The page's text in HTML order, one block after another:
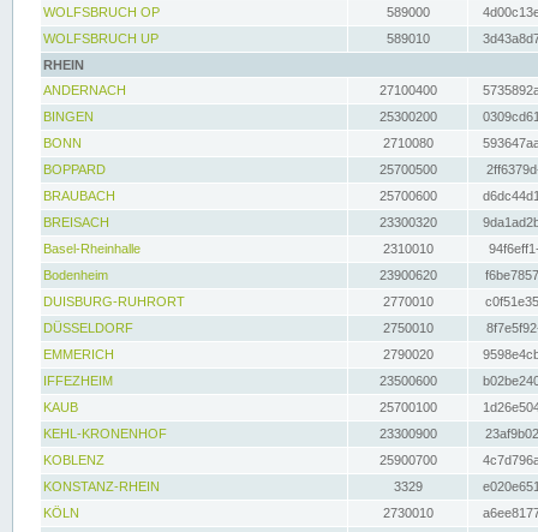
WOLFSBRUCH OP
589000
WOLFSBRUCH UP
589010
RHEIN
ANDERNACH
27100400
BINGEN
25300200
BONN
2710080
BOPPARD
25700500
BRAUBACH
25700600
BREISACH
23300320
Basel-Rheinhalle
2310010
Bodenheim
23900620
DUISBURG-RUHRORT
2770010
DÜSSELDORF
2750010
EMMERICH
2790020
IFFEZHEIM
23500600
KAUB
25700100
KEHL-KRONENHOF
23300900
KOBLENZ
25900700
KONSTANZ-RHEIN
3329
KÖLN
2730010